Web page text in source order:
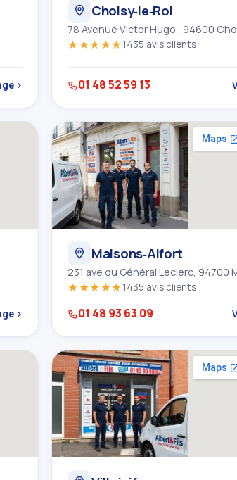
›
Choisy‑le‑Roi
78 Avenue Victor Hugo , 94600
★★★★★1435 avis clients
01 48 52 59 13
›
Maisons‑Alfort
231 ave du Général Leclerc, 94700
★★★★★1435 avis clients
01 48 93 63 09